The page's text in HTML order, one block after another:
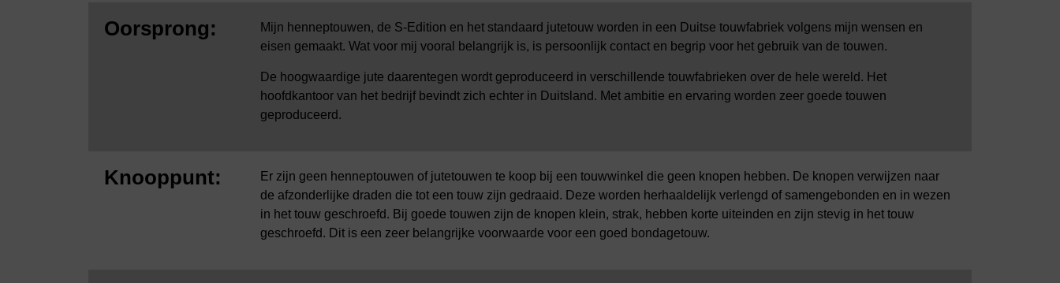
Oorsprong:
Mijn henneptouwen, de S-Edition en het standaard jutetouw worden in een Duitse touwfabriek volgens mijn wensen en
eisen gemaakt. Wat voor mij vooral belangrijk is, is persoonlijk contact en begrip voor het gebruik van de touwen.
De hoogwaardige jute daarentegen wordt geproduceerd in verschillende touwfabrieken over de hele wereld. Het
hoofdkantoor van het bedrijf bevindt zich echter in Duitsland. Met ambitie en ervaring worden zeer goede touwen
geproduceerd.
Knooppunt:
Er zijn geen henneptouwen of jutetouwen te koop bij een touwwinkel die geen knopen hebben. De knopen verwijzen naar
de afzonderlijke draden die tot een touw zijn gedraaid. Deze worden herhaaldelijk verlengd of samengebonden en in wezen
in het touw geschroefd. Bij goede touwen zijn de knopen klein, strak, hebben korte uiteinden en zijn stevig in het touw
geschroefd. Dit is een zeer belangrijke voorwaarde voor een goed bondagetouw.